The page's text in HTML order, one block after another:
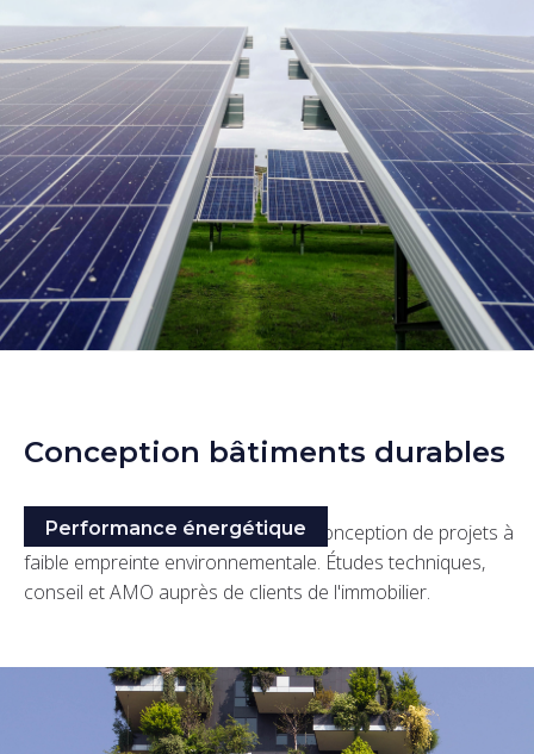
Performance énergétique
Conception bâtiments durables
Assistance opérationnelle pour la conception de projets à
faible empreinte environnementale. Études techniques,
conseil et AMO auprès de clients de l'immobilier.